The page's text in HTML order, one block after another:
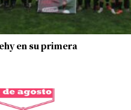
en su primera